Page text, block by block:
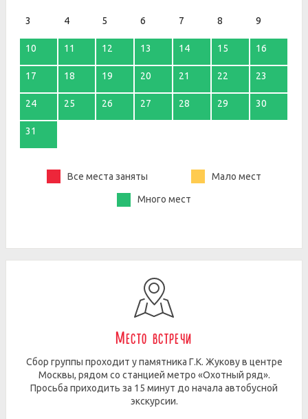
3 4 5 6 7 8 9
10 11 12 13 14 15 16
17 18 19 20 21 22 23
24 25 26 27 28 29 30
31
Все места заняты Мало мест
Много мест
Место встречи
Сбор группы проходит у памятника Г.К. Жукову в центре
Москвы, рядом со станцией метро «Охотный ряд».
Просьба приходить за 15 минут до начала автобусной
экскурсии.